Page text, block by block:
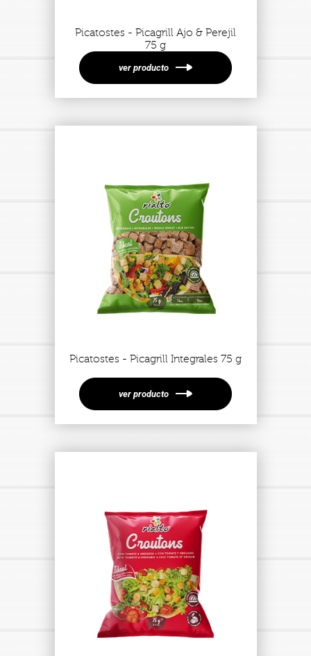
Picatostes - Picagrill Ajo & Perejil
75 g
ver producto
Picatostes - Picagrill Integrales 75 g
ver producto